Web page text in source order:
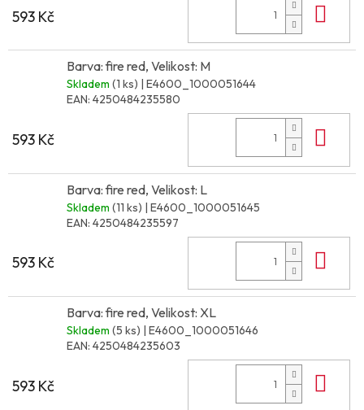
593 Kč
Barva: fire red, Velikost: M
Skladem (1 ks) | E4600_1000051644
EAN: 4250484235580
593 Kč
Barva: fire red, Velikost: L
Skladem (11 ks) | E4600_1000051645
EAN: 4250484235597
593 Kč
Barva: fire red, Velikost: XL
Skladem (5 ks) | E4600_1000051646
EAN: 4250484235603
593 Kč